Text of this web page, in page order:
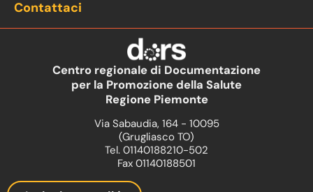
Contattaci
Centro regionale di Documentazione
per la Promozione della Salute
Regione Piemonte
Via Sabaudia, 164 - 10095
(Grugliasco TO)
Tel. 01140188210-502
Fax 01140188501